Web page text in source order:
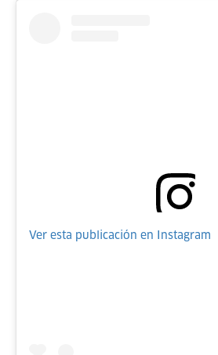
Ver esta publicación en Instagram